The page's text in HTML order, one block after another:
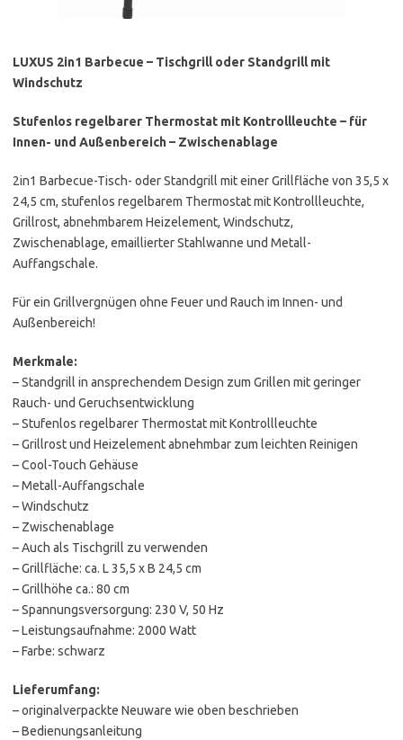
LUXUS 2in1 Barbecue – Tischgrill oder Standgrill mit
Windschutz
Stufenlos regelbarer Thermostat mit Kontrollleuchte – für
Innen- und Außenbereich – Zwischenablage
2in1 Barbecue-Tisch- oder Standgrill mit einer Grillfläche von 35,5 x
24,5 cm, stufenlos regelbarem Thermostat mit Kontrollleuchte,
Grillrost, abnehmbarem Heizelement, Windschutz,
Zwischenablage, emaillierter Stahlwanne und Metall-
Auffangschale.
Für ein Grillvergnügen ohne Feuer und Rauch im Innen- und
Außenbereich!
Merkmale:
– Standgrill in ansprechendem Design zum Grillen mit geringer
Rauch- und Geruchsentwicklung
– Stufenlos regelbarer Thermostat mit Kontrollleuchte
– Grillrost und Heizelement abnehmbar zum leichten Reinigen
– Cool-Touch Gehäuse
– Metall-Auffangschale
– Windschutz
– Zwischenablage
– Auch als Tischgrill zu verwenden
– Grillfläche: ca. L 35,5 x B 24,5 cm
– Grillhöhe ca.: 80 cm
– Spannungsversorgung: 230 V, 50 Hz
– Leistungsaufnahme: 2000 Watt
– Farbe: schwarz
Lieferumfang:
– originalverpackte Neuware wie oben beschrieben
– Bedienungsanleitung